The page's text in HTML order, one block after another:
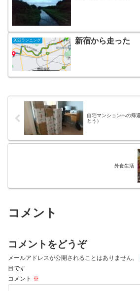
2022ランニング 新宿から走った
自宅マンションへの帰
とう）
外食生活
コメント
コメントをどうぞ
メールアドレスが公開されることはありません。
目です
コメント ※